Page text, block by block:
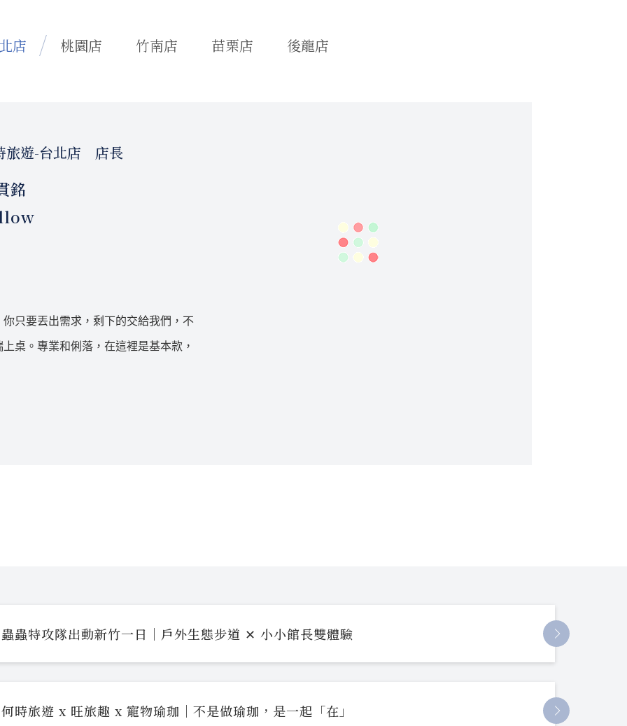
店 桃園店 竹南店 苗栗店 後龍店
旅遊-台北店 店長
銘
只要丟出需求，剩下的交給我們，不
桌。專業和俐落，在這裡是基本款，
蟲特攻隊出動新竹一日｜戶外生態步道 ✕ 小小館長雙體驗
時旅遊 x 旺旅趣 x 寵物瑜珈｜不是做瑜珈，是一起「在」